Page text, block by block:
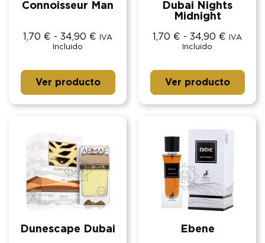
Connoisseur Man
1,70 € - 34,90 €
IVA
Incluido
Ver producto
Dubai Nights
Midnight
1,70 € - 34,90 €
IVA
Incluido
Ver producto
Dunescape Dubai Ebene